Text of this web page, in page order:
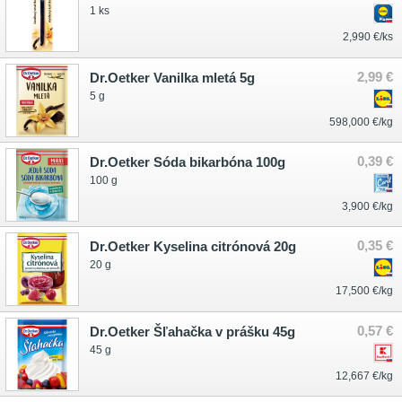
2,990 €/ks
1 ks
2,99 €
598,000 €/kg
Dr.Oetker Vanilka mletá 5g
5 g
0,39 €
3,900 €/kg
Dr.Oetker Sóda bikarbóna 100g
100 g
0,35 €
17,500 €/kg
Dr.Oetker Kyselina citrónová 20g
20 g
0,57 €
12,667 €/kg
Dr.Oetker Šľahačka v prášku 45g
45 g